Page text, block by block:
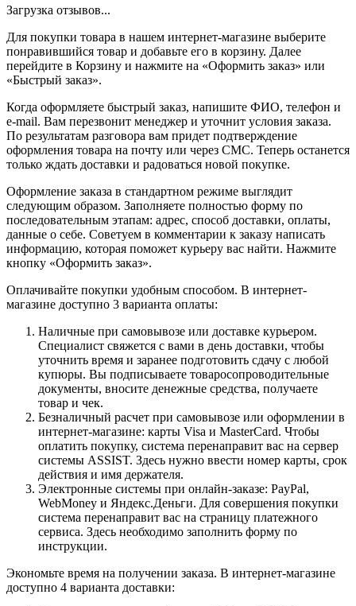
Загрузка отзывов...
Для покупки товара в нашем интернет-магазине выберите
понравившийся товар и добавьте его в корзину. Далее
перейдите в Корзину и нажмите на «Оформить заказ» или
«Быстрый заказ».
Когда оформляете быстрый заказ, напишите ФИО, телефон и
e-mail. Вам перезвонит менеджер и уточнит условия заказа.
По результатам разговора вам придет подтверждение
оформления товара на почту или через СМС. Теперь останется
только ждать доставки и радоваться новой покупке.
Оформление заказа в стандартном режиме выглядит
следующим образом. Заполняете полностью форму по
последовательным этапам: адрес, способ доставки, оплаты,
данные о себе. Советуем в комментарии к заказу написать
информацию, которая поможет курьеру вас найти. Нажмите
кнопку «Оформить заказ».
Оплачивайте покупки удобным способом. В интернет-
магазине доступно 3 варианта оплаты:
Наличные при самовывозе или доставке курьером.
Специалист свяжется с вами в день доставки, чтобы
уточнить время и заранее подготовить сдачу с любой
купюры. Вы подписываете товаросопроводительные
документы, вносите денежные средства, получаете
товар и чек.
Безналичный расчет при самовывозе или оформлении в
интернет-магазине: карты Visa и MasterCard. Чтобы
оплатить покупку, система перенаправит вас на сервер
системы ASSIST. Здесь нужно ввести номер карты, срок
действия и имя держателя.
Электронные системы при онлайн-заказе: PayPal,
WebMoney и Яндекс.Деньги. Для совершения покупки
система перенаправит вас на страницу платежного
сервиса. Здесь необходимо заполнить форму по
инструкции.
Экономьте время на получении заказа. В интернет-магазине
доступно 4 варианта доставки: